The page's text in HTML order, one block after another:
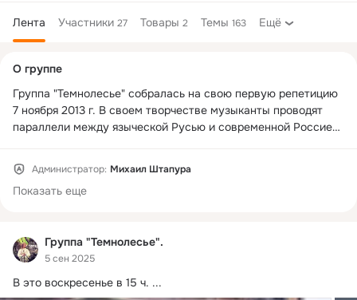
Лента Участники 27 Товары 2 Темы 163 Ещё
Группа "Темнолесье".
5 сен 2025
В это воскресенье в 15 ч. ...
колонка
О группе
Группа "Темнолесье" собралась на свою первую репетицию
7 ноября 2013 г. В своем творчестве музыканты проводят
параллели между языческой Русью и современной Россией,
вокалом
Администратор: Михаил Штапура
Показать еще